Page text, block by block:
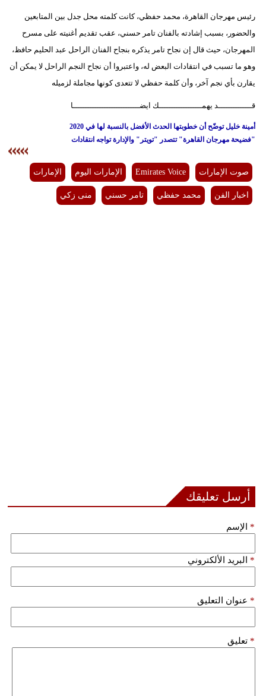
رئيس مهرجان القاهرة، محمد حفظي، كانت كلمته محل جدل بين المتابعين
والحضور، بسبب إشادته بالفنان تامر حسني، عقب تقديم أغنيته على مسرح
المهرجان، حيث قال إن نجاح تامر يذكره بنجاح الفنان الراحل عبد الحليم حافظ،
وهو ما تسبب في انتقادات البعض له، واعتبروا أن نجاح النجم الراحل لا يمكن أن
يقارن بأي نجم آخر، وأن كلمة حفظي لا تتعدى كونها مجاملة لزميله
قــــــــــــــد يهمــــــــــــــــــك ايضــــــــــــــــــــــــــــا
أمينة خليل توضّح أن خطوبتها الحدث الأفضل بالنسبة لها في 2020
"فضيحة مهرجان القاهرة" تتصدر "تويتر" والإدارة تواجه انتقادات
صوت الإمارات Emirates Voice الإمارات اليوم الإمارات
اخبار الفن محمد حفظي تامر حسني منى زكي
أرسل تعليقك
الإسم *
البريد الألكتروني *
عنوان التعليق *
تعليق *